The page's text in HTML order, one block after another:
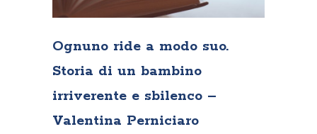
Ognuno ride a modo suo.
Storia di un bambino
irriverente e sbilenco –
Valentina Perniciaro